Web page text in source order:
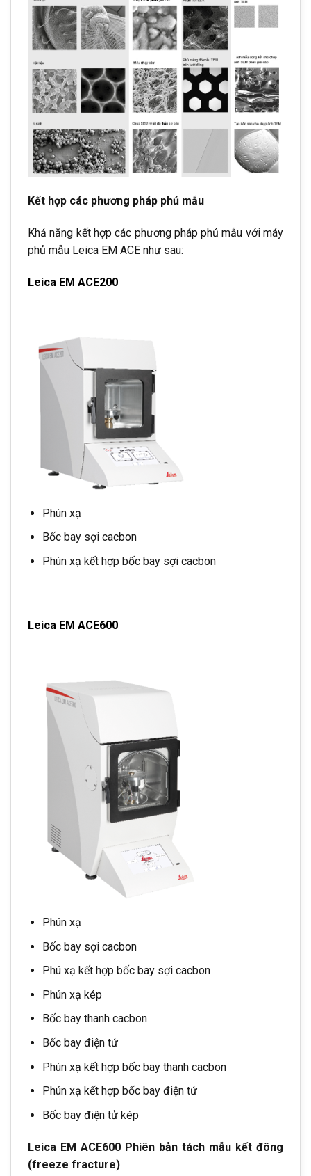
Kết hợp các phương pháp phủ mẫu
Khả năng kết hợp các phương pháp phủ mẫu với máy
phủ mẫu Leica EM ACE như sau:
Leica EM ACE200
Phún xạ
Bốc bay sợi cacbon
Phún xạ kết hợp bốc bay sợi cacbon
Leica EM ACE600
Phún xạ
Bốc bay sợi cacbon
Phú xạ kết hợp bốc bay sợi cacbon
Phún xạ kép
Bốc bay thanh cacbon
Bốc bay điện tử
Phún xạ kết hợp bốc bay thanh cacbon
Phún xạ kết hợp bốc bay điện tử
Bốc bay điện tử kép
Leica EM ACE600 Phiên bản tách mẫu kết đông
(freeze fracture)